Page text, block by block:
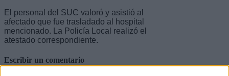
El personal del SUC valoró y asistió al
afectado que fue trasladado al hospital
mencionado. La Policía Local realizó el
atestado correspondiente.
Escribir un comentario